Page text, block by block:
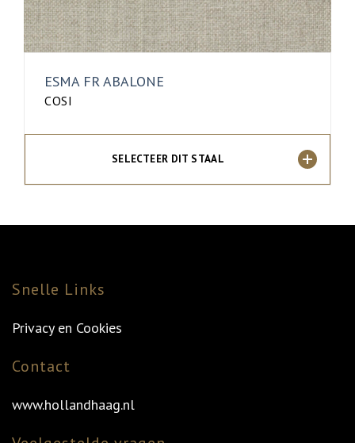
ESMA FR ABALONE
COSI
SELECTEER DIT STAAL
Snelle Links
Privacy en Cookies
Contact
www.hollandhaag.nl